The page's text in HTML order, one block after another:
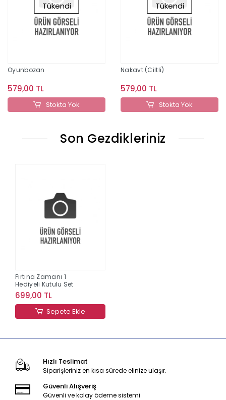
Tükendi
Oyunbozan
579,00 TL
Stokta Yok
Tükendi
Nakavt (Ciltli)
579,00 TL
Stokta Yok
Son Gezdikleriniz
Fırtına Zamanı 1
Hediyeli Kutulu Set
699,00 TL
Sepete Ekle
Hızlı Teslimat
Siparişleriniz en kısa sürede elinize ulaşır.
Güvenli Alışveriş
Güvenli ve kolay ödeme sistemi